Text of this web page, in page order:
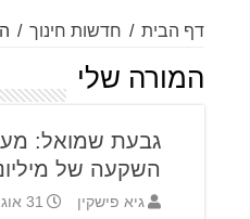
דף הבית / חדשות חינוך /
המורה שלי
גבעת שמואל:
השקעה של
גיא פישקין 31 אוגוסט 2025 11:44